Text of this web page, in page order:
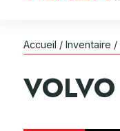
Accueil / Inventaire /
VOLVO